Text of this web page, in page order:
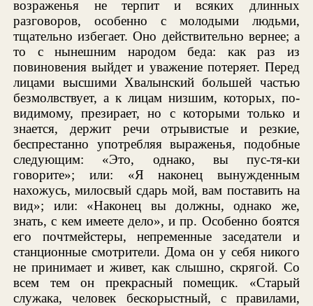
возраженья не терпит и всяких длинных
разговоров, особенно с молодыми людьми,
тщательно избегает. Оно действительно вернее; а
то с нынешним народом беда: как раз из
повиновения выйдет и уважение потеряет. Перед
лицами высшими Хвалынский большей частью
безмолвствует, а к лицам низшим, которых, по-
видимому, презирает, но с которыми только и
знается, держит речи отрывистые и резкие,
беспрестанно употребляя выраженья, подобные
следующим: «Это, однако, вы пус-тя-ки
говорите»; или: «Я наконец вынужденным
нахожусь, милосвый сдарь мой, вам поставить на
вид»; или: «Наконец вы должны, однако же,
знать, с кем имеете дело», и пр. Особенно боятся
его почтмейстеры, непременные заседатели и
станционные смотрители. Дома он у себя никого
не принимает и живет, как слышно, скрягой. Со
всем тем он прекрасный помещик. «Старый
служака, человек бескорыстный, с правилами,